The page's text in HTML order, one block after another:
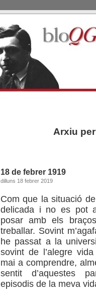
Arxiu
18 de febrer 1919
dilluns 18 febrer 2019
Com que la situació
delicada i no es pot
posar amb els
treballar. Sovint
he passat a la
sovint de l’alegre
mai a comprendre,
sentit d’aquestes
episodis de la meva